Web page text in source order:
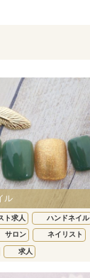
ル
ト求人 ハンドネイル
サロン ネイリスト
求人